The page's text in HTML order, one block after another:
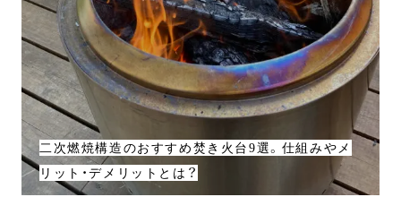
二次燃焼構造のおすすめ焚き火台9選。仕組みやメ
リット・デメリットとは？